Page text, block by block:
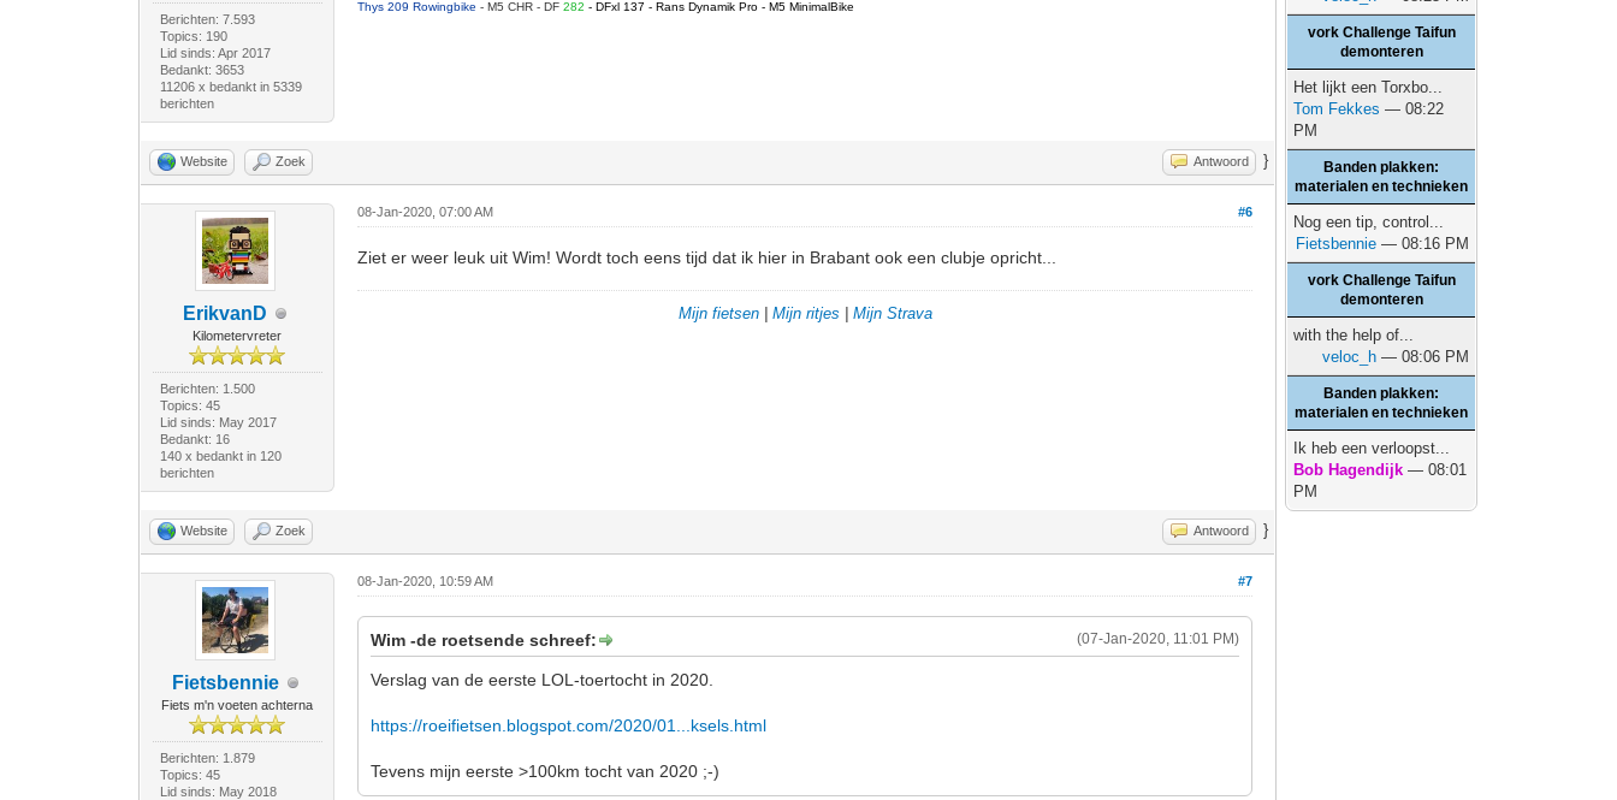
Berichten: 7.593
Topics: 190
Lid sinds: Apr 2017
Bedankt: 3653
11206 x bedankt in 5339
berichten
Thys 209 Rowingbike- M5 CHR - DF282- DFxl 137 - Rans Dynamik Pro - M5 MinimalBike
Website Zoek Antwoord }
ErikvanD
Kilometervreter
Berichten: 1.500
Topics: 45
Lid sinds: May 2017
Bedankt: 16
140 x bedankt in 120
berichten
#6
08-Jan-2020, 07:00 AM
Ziet er weer leuk uit Wim! Wordt toch eens tijd dat ik hier in Brabant ook een clubje opricht...
Mijn fietsen| Mijn ritjes Mijn Strava
Website Zoek Antwoord }
Fietsbennie
Fiets m'n voeten achterna
Berichten: 1.879
Topics: 45
Lid sinds: May 2018
#7
08-Jan-2020, 10:59 AM
(07-Jan-2020, 11:01 PM)
Wim -de roetsende schreef:
Verslag van de eerste LOL-toertocht in 2020.
https://roeifietsen.blogspot.com/2020/01...ksels.html
Tevens mijn eerste >100km tocht van 2020 ;-)
vork Challenge Taifun
demonteren
Het lijkt een Torxbo...
Tom Fekkes — 08:22
PM
Banden plakken:
materialen en technieken
Nog een tip, control...
Fietsbennie — 08:16 PM
vork Challenge Taifun
demonteren
with the help of...
veloc_h — 08:06 PM
Banden plakken:
materialen en technieken
Ik heb een verloopst...
Bob Hagendijk — 08:01
PM